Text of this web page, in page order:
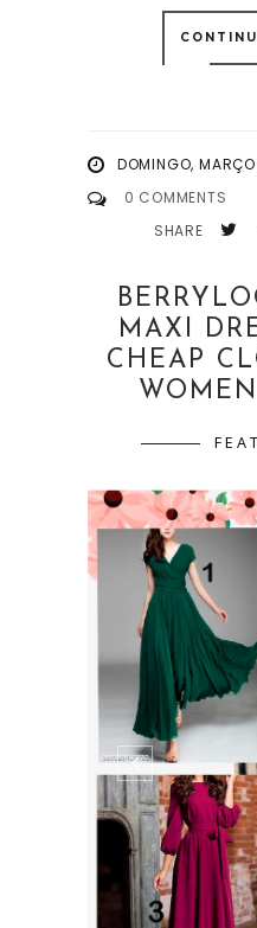
DOMINGO,
0 COMMENTS
SHARE
MAXI
CHEAP